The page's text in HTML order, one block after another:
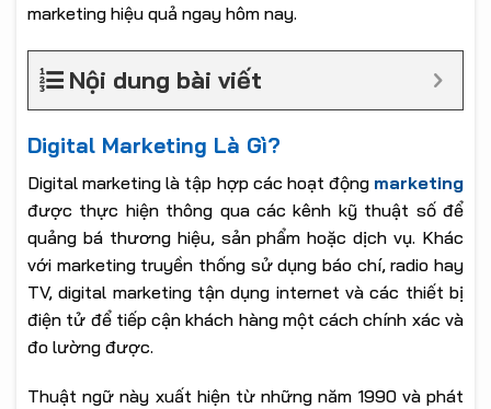
marketing hiệu quả ngay hôm nay.
Nội dung bài viết
Digital Marketing Là Gì?
Digital marketing là tập hợp các hoạt động marketing
được thực hiện thông qua các kênh kỹ thuật số để
quảng bá thương hiệu, sản phẩm hoặc dịch vụ. Khác
với marketing truyền thống sử dụng báo chí, radio hay
TV, digital marketing tận dụng internet và các thiết bị
điện tử để tiếp cận khách hàng một cách chính xác và
đo lường được.
Thuật ngữ này xuất hiện từ những năm 1990 và phát